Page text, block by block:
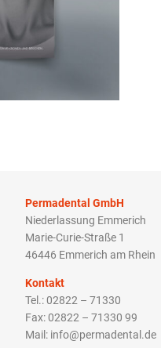
Permadental GmbH
Niederlassung Emmerich
Marie-Curie-Straße 1
46446 Emmerich am Rhein
Kontakt
Tel.: 02822 – 71330
Fax: 02822 – 71330 99
Mail: info@permadental.de